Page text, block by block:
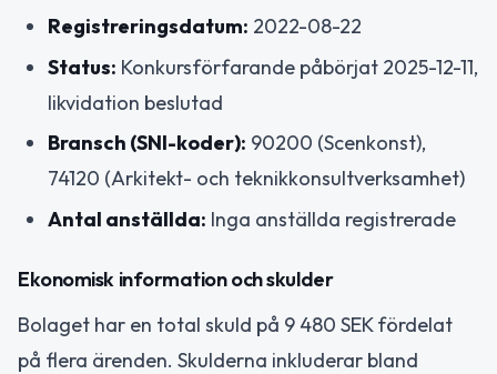
Registreringsdatum: 2022-08-22
Status: Konkursförfarande påbörjat 2025-12-11,
likvidation beslutad
Bransch (SNI-koder): 90200 (Scenkonst),
74120 (Arkitekt- och teknikkonsultverksamhet)
Antal anställda: Inga anställda registrerade
Ekonomisk information och skulder
Bolaget har en total skuld på 9 480 SEK fördelat
på flera ärenden. Skulderna inkluderar bland